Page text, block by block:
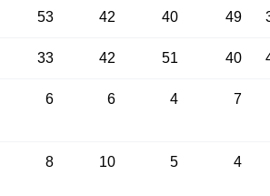
53 42 40 49
33 42 51 40
6 6 4 7
8 10 5 4